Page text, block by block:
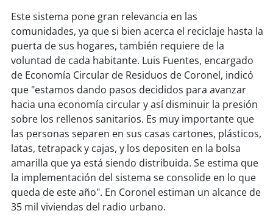
soychiloé
Este sistema pone gran relevancia en las
comunidades, ya que si bien acerca el reciclaje hasta la
puerta de sus hogares, también requiere de la
voluntad de cada habitante. Luis Fuentes, encargado
de Economía Circular de Residuos de Coronel, indicó
que "estamos dando pasos decididos para avanzar
hacia una economía circular y así disminuir la presión
sobre los rellenos sanitarios. Es muy importante que
las personas separen en sus casas cartones, plásticos,
latas, tetrapack y cajas, y los depositen en la bolsa
amarilla que ya está siendo distribuida. Se estima que
la implementación del sistema se consolide en lo que
queda de este año". En Coronel estiman un alcance de
35 mil viviendas del radio urbano.